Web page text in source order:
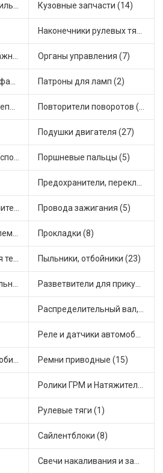
Кронштейны автомобильные (2) Кузовные запчасти (14)
Наконечники рулевых тяг (18)
Обшивки дверей, багажника, потолков, накладки салона (1) Органы управления (7)
Отражатели, корпуса фар и фонарей (1) Патроны для ламп (2)
Пистоны, заглушки, крепежные элементы (2) Повторители поворотов (3)
Подушки двигателя (27)
Подшипники для транспорта (21) Поршневые пальцы (5)
Предохранители, переключатели, кнопки автомобильные (43)
Приемные трубы глушителя (1) Провода зажигания (5)
Проводка, провода, клеммы и разъемы (5) Прокладки (8)
Пружины, рессоры для техники (5) Пыльники, отбойники (23)
Радиаторы автомобильные (7) Разветвители для прикуривателя (2)
Распределительный вал, шестерни распределительного (1)
Реле и датчики автомобильные (79)
Ремкомплекты автомобильные (19) Ремни приводные (15)
Ролики ГРМ и Натяжители (2)
Рулевые тяги (1)
Сайлентблоки (8)
Свечи накаливания и зажигания (22)